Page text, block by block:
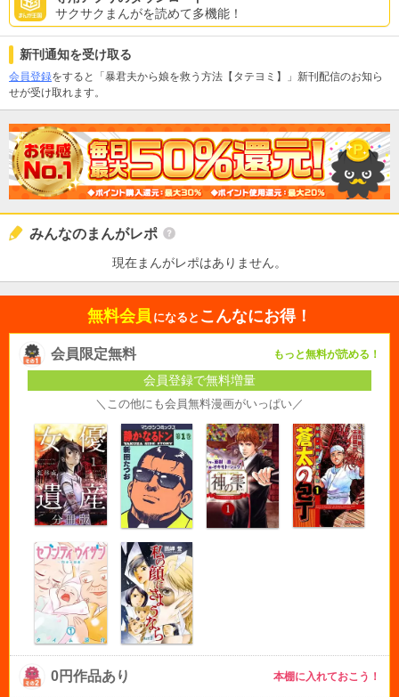
サクサクまんがを読めて多機能！
新刊通知を受け取る
会員登録をすると「暴君夫から娘を救う方法【タテヨミ】」新刊配信のお知ら
せが受け取れます。
みんなのまんがレポ
現在まんがレポはありません。
無料会員 になると こんなにお得！
会員限定無料 もっと無料が読める！
会員登録で無料増量
＼この他にも会員無料漫画がいっぱい／
0円作品あり 本棚に入れておこう！